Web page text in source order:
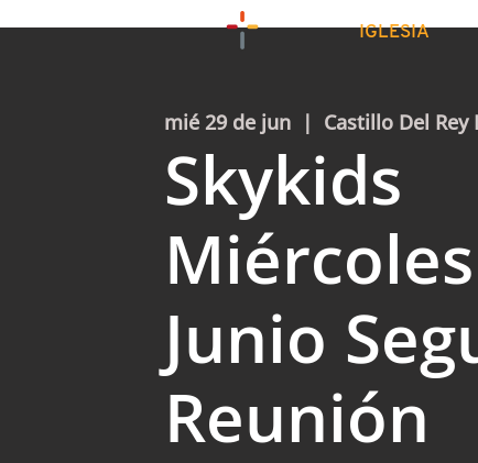
IGLESIA
mié 29 de jun
  |
Castillo Del Rey
Skykids
Junio
Reunión